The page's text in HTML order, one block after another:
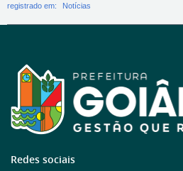
registrado em: Notícias
Redes sociais